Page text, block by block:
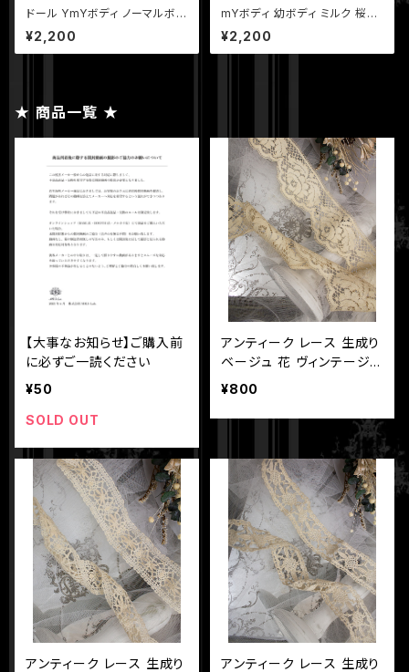
ドール YmYボディ ノーマルボデ
ィ ミルク 桜ピンク ホワイト ピュ
アホワイト
¥2,200
mYボディ 幼ボディ ミルク 桜ピ
ンク ホワイト
¥2,200
★ 商品一覧 ★
【大事なお知らせ】ご購入前
に必ずご一読ください
¥50
SOLD OUT
アンティーク レース 生成り
ベージュ 花 ヴィンテージ
長さ60cm 幅4.5~10cm
¥800
アンティーク レース 生成り
アンティーク レース 生成り